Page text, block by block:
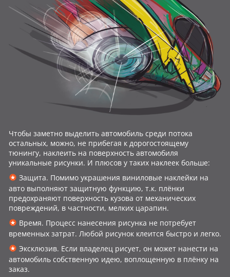
Чтобы заметно выделить автомобиль среди потока
остальных, можно, не прибегая к дорогостоящему
тюнингу, наклеить на поверхность автомобиля
уникальные рисунки. И плюсов у таких наклеек больше:
Защита. Помимо украшения виниловые наклейки на
авто выполняют защитную функцию, т.к. плёнки
предохраняют поверхность кузова от механических
повреждений, в частности, мелких царапин.
Время. Процесс нанесения рисунка не потребует
временных затрат. Любой рисунок клеится быстро и легко.
Эксклюзив. Если владелец рисует, он может нанести на
автомобиль собственную идею, воплощенную в плёнку на
заказ.